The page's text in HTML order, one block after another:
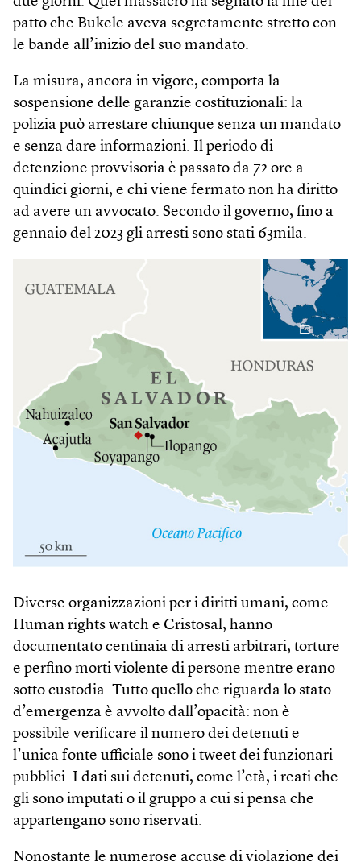
patto che Bukele aveva segretamente stretto con
le bande all’inizio del suo mandato.
La misura, ancora in vigore, comporta la
sospensione delle garanzie costituzionali: la
polizia può arrestare chiunque senza un mandato
e senza dare informazioni. Il periodo di
detenzione provvisoria è passato da 72 ore a
quindici giorni, e chi viene fermato non ha diritto
ad avere un avvocato. Secondo il governo, fino a
gennaio del 2023 gli arresti sono stati 63mila.
Diverse organizzazioni per i diritti umani, come
Human rights watch e Cristosal, hanno
documentato centinaia di arresti arbitrari, torture
e perfino morti violente di persone mentre erano
sotto custodia. Tutto quello che riguarda lo stato
d’emergenza è avvolto dall’opacità: non è
possibile verificare il numero dei detenuti e
l’unica fonte ufficiale sono i tweet dei funzionari
pubblici. I dati sui detenuti, come l’età, i reati che
gli sono imputati o il gruppo a cui si pensa che
appartengano sono riservati.
Nonostante le numerose accuse di violazione dei